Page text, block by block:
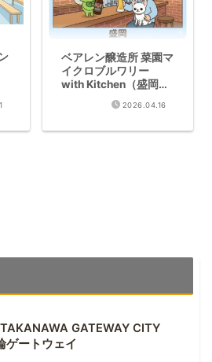
ベアレン醸造所 菜園マ
イクロブルワリー
with Kitchen（盛岡）
訪問記｜伝統から挑戦
2026.04.16
GATEWAY CITY
ゲートウェイ